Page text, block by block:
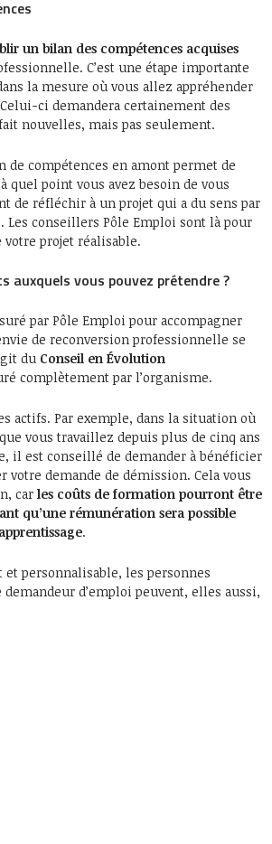
un bilan des compétences acquises
C’est une étape importante
la mesure où vous allez appréhender
ci demandera certainement des
nouvelles, mais pas seulement.
de compétences en amont permet de
quel point vous avez besoin de vous
de réfléchir à un projet qui a du sens par
Les conseillers Pôle Emploi sont là pour
projet réalisable.
auxquels vous pouvez prétendre ?
par Pôle Emploi pour accompagner
de reconversion professionnelle se
du Conseil en Évolution
complètement par l’organisme.
actifs. Par exemple, dans la situation où
vous travaillez depuis plus de cinq ans
il est conseillé de demander à bénéficier
votre demande de démission. Cela vous
car les coûts de formation pourront être
qu’une rémunération sera possible
.
personnalisable, les personnes
d’emploi peuvent, elles aussi,